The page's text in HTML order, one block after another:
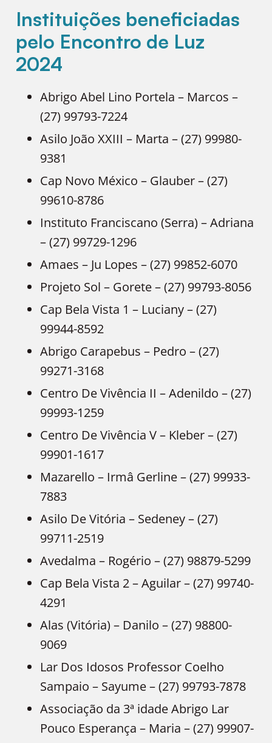
Instituições beneficiadas
pelo Encontro de Luz
2024
Abrigo Abel Lino Portela – Marcos –
(27) 99793-7224
Asilo João XXIII – Marta – (27) 99980-
9381
Cap Novo México – Glauber – (27)
99610-8786
Instituto Franciscano (Serra) – Adriana
– (27) 99729-1296
Amaes – Ju Lopes – (27) 99852-6070
Projeto Sol – Gorete – (27) 99793-8056
Cap Bela Vista 1 – Luciany – (27)
99944-8592
Abrigo Carapebus – Pedro – (27)
99271-3168
Centro De Vivência II – Adenildo – (27)
99993-1259
Centro De Vivência V – Kleber – (27)
99901-1617
Mazarello – Irmâ Gerline – (27) 99933-
7883
Asilo De Vitória – Sedeney – (27)
99711-2519
Avedalma – Rogério – (27) 98879-5299
Cap Bela Vista 2 – Aguilar – (27) 99740-
4291
Alas (Vitória) – Danilo – (27) 98800-
9069
Lar Dos Idosos Professor Coelho
Sampaio – Sayume – (27) 99793-7878
Associação da 3ª idade Abrigo Lar
Pouco Esperança – Maria – (27) 99907-